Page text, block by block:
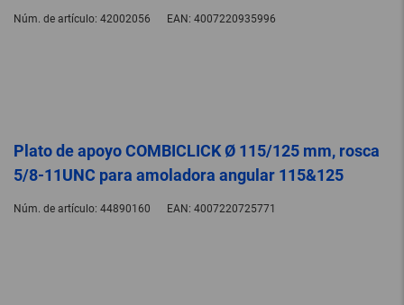
Núm. de artículo: 42002056 EAN: 4007220935996
Plato de apoyo COMBICLICK Ø 115/125 mm, rosca
5/8-11UNC para amoladora angular 115&125
Núm. de artículo: 44890160 EAN: 4007220725771